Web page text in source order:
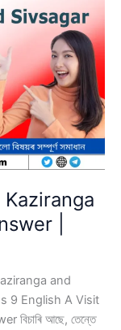
|
and
9 English A Visit
আছে, তেন্তে